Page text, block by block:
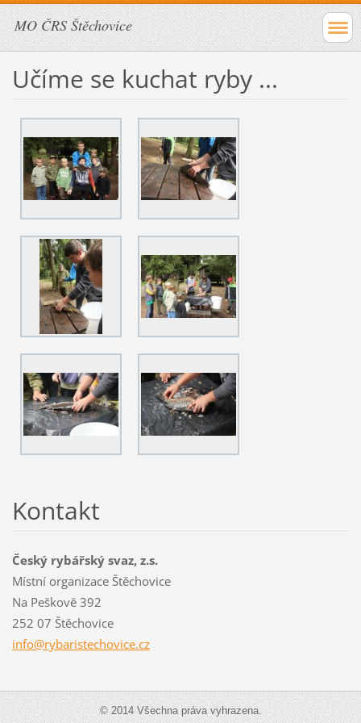
MO ČRS Štěchovice
Učíme se kuchat ryby ...
Kontakt
Český rybářský svaz, z.s.
Místní organizace Štěchovice
Na Peškově 392
252 07 Štěchovice
info@rybaristechovice.cz
© 2014 Všechna práva vyhrazena.